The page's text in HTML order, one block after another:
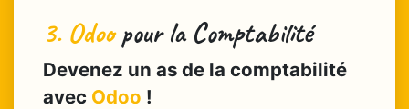
3. Odoopour la Comptabilité
Devenez un as de la comptabilité
avec Odoo !